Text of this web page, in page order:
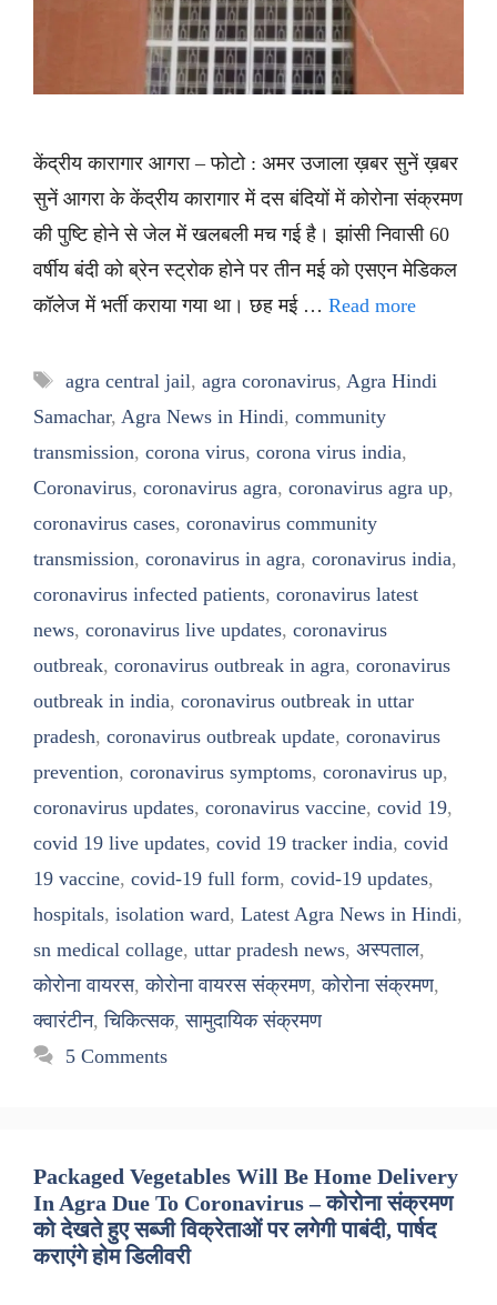
केंद्रीय कारागार आगरा – फोटो : अमर उजाला ख़बर सुनें ख़बर
सुनें आगरा के केंद्रीय कारागार में दस बंदियों में कोरोना संक्रमण
की पुष्टि होने से जेल में खलबली मच गई है। झांसी निवासी 60
वर्षीय बंदी को ब्रेन स्ट्रोक होने पर तीन मई को एसएन मेडिकल
कॉलेज में भर्ती कराया गया था। छह मई … Read more
Tags
agra central jail, agra coronavirus, Agra Hindi
Samachar, Agra News in Hindi, community
transmission, corona virus, corona virus india,
Coronavirus, coronavirus agra, coronavirus agra up,
coronavirus cases, coronavirus community
transmission, coronavirus in agra, coronavirus india,
coronavirus infected patients, coronavirus latest
news, coronavirus live updates, coronavirus
outbreak, coronavirus outbreak in agra, coronavirus
outbreak in india, coronavirus outbreak in uttar
pradesh, coronavirus outbreak update, coronavirus
prevention, coronavirus symptoms, coronavirus up,
coronavirus updates, coronavirus vaccine, covid 19,
covid 19 live updates, covid 19 tracker india, covid
19 vaccine, covid-19 full form, covid-19 updates,
hospitals, isolation ward, Latest Agra News in Hindi,
sn medical collage, uttar pradesh news, अस्पताल,
कोरोना वायरस,कोरोना वायरस संक्रमण,कोरोना संक्रमण,
क्वारंटीन,चिकित्सक,सामुदायिक संक्रमण
5 Comments
Packaged Vegetables Will Be Home Delivery
In Agra Due To Coronavirus – कोरोना संक्रमण
को देखते हुए सब्जी विक्रेताओं पर लगेगी पाबंदी, पार्षद
कराएंगे होम डिलीवरी